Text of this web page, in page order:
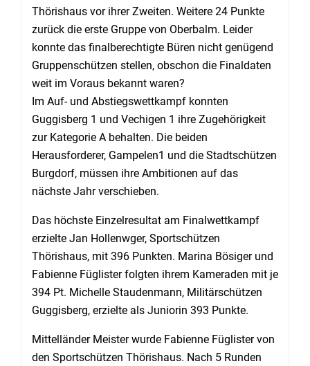
Thörishaus vor ihrer Zweiten. Weitere 24 Punkte
zurück die erste Gruppe von Oberbalm. Leider
konnte das finalberechtigte Büren nicht genügend
Gruppenschützen stellen, obschon die Finaldaten
weit im Voraus bekannt waren?
Im Auf- und Abstiegswettkampf konnten
Guggisberg 1 und Vechigen 1 ihre Zugehörigkeit
zur Kategorie A behalten. Die beiden
Herausforderer, Gampelen1 und die Stadtschützen
Burgdorf, müssen ihre Ambitionen auf das
nächste Jahr verschieben.
Das höchste Einzelresultat am Finalwettkampf
erzielte Jan Hollenwger, Sportschützen
Thörishaus, mit 396 Punkten. Marina Bösiger und
Fabienne Füglister folgten ihrem Kameraden mit je
394 Pt. Michelle Staudenmann, Militärschützen
Guggisberg, erzielte als Juniorin 393 Punkte.
Mittelländer Meister wurde Fabienne Füglister von
den Sportschützen Thörishaus. Nach 5 Runden